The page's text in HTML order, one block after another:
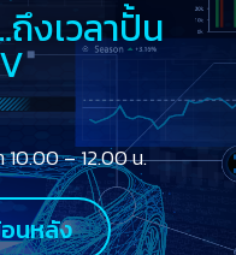
งเวลาปั้น
10.00 – 12.00 น.
นหลัง